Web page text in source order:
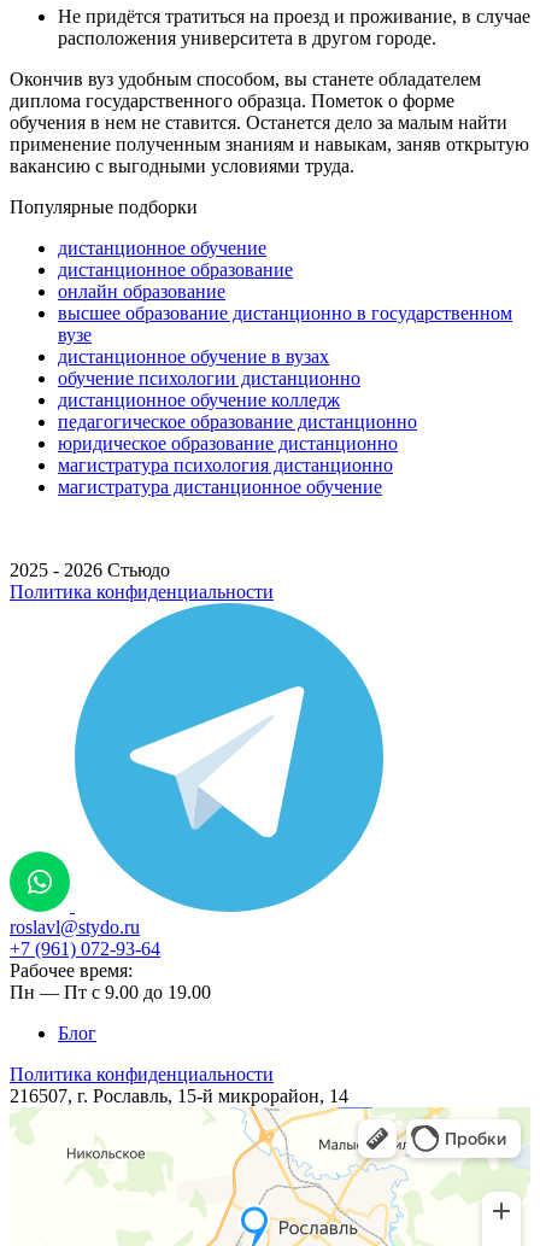
Не придётся тратиться на проезд и проживание, в случае
расположения университета в другом городе.
Окончив вуз удобным способом, вы станете обладателем
диплома государственного образца. Пометок о форме
обучения в нем не ставится. Останется дело за малым найти
применение полученным знаниям и навыкам, заняв открытую
вакансию с выгодными условиями труда.
Популярные подборки
дистанционное обучение
дистанционное образование
онлайн образование
высшее образование дистанционно в государственном
вузе
дистанционное обучение в вузах
обучение психологии дистанционно
дистанционное обучение колледж
педагогическое образование дистанционно
юридическое образование дистанционно
магистратура психология дистанционно
магистратура дистанционное обучение
2025 - 2026 Стьюдо
Политика конфиденциальности
roslavl@stydo.ru
+7 (961) 072-93-64
Рабочее время:
Пн — Пт с 9.00 до 19.00
Блог
Политика конфиденциальности
216507, г. Рославль, ​​​15-й микрорайон, 14